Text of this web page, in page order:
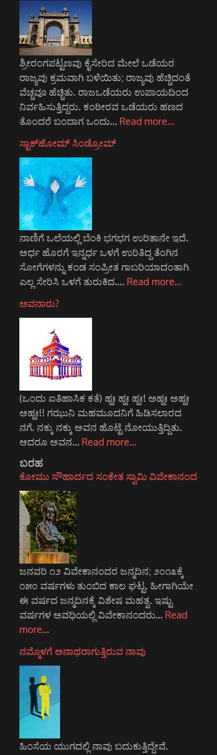
ಶ್ರೀರಂಗಪಟ್ಟಣವು ಕೈಸೇರಿದ ಮೇಲೆ ಒಡೆಯರ
ರಾಜ್ಯವು ಕ್ರಮವಾಗಿ ಬಳೆಯಿತು; ರಾಜ್ಯವು ಹೆಚ್ಚಿದಂತೆ
ವೆಚ್ಚವೂ ಹೆಚ್ಚಿತು. ರಾಜಒಡೆಯರು ಉಪಾಯದಿಂದ
ನಿರ್ವಹಿಸುತ್ತಿದ್ದರು. ಕಂಠೀರವ ಒಡೆಯರು ಹಣದ
ತೊಂದರೆ ಬಂದಾಗ ಒಂದು… Read more…
ಸ್ಟಾಕ್‌ಹೋಮ್ ಸಿಂಡ್ರೋಮ್
ನಾಣಿಗೆ ಒಲೆಯಲ್ಲಿ ಬೆಂಕಿ ಭಗಭಗ ಉರಿತಾನೇ ಇದೆ.
ಅರ್ಧ ಹೊರಗೆ ಇನ್ನರ್ಧ ಒಳಗೆ ಉರಿತಿದ್ದ ತೆಂಗಿನ
ಸೋಗೆಗಳನ್ನು ಕಂಡ ಸಂಪ್ರೀತ ಗಾಬರಿಯಾದಂತಾಗಿ
ಎಲ್ಲ ಸೇರಿಸಿ ಒಳಗೆ ತುರುಕಿದ.… Read more…
ಅವನಾರು?
(ಒಂದು ಐತಿಹಾಸಿಕ ಕತೆ) ಹ್ಹಃ ಹ್ಹಃ ಹ್ಹಃ! ಅಹ್ಹಃ ಅಹ್ಹಃ
ಅಹ್ಹಃ!! ಗಝುನಿ ಮಹಮೂದನಿಗೆ ಹಿಡಿಸಲಾರದ
ನಗೆ. ನಕ್ಕು ನಕ್ಕು ಅವನ ಹೊಟ್ಟೆ ನೋಯುತ್ತಿದ್ದಿತು.
ಆದರೂ ಅವನ… Read more…
ಬರಹ
ಕೋಮು ಸೌಹಾರ್ದದ ಸಂಕೇತ ಸ್ವಾಮಿ ವಿವೇಕಾನಂದ
ಜನವರಿ ೧೨ ವಿವೇಕಾನಂದರ ಜನ್ಮದಿನ; ೨೦೧೩ಕ್ಕೆ
೧೫೦ ವರ್ಷಗಳು ತುಂಬಿದ ಕಾಲ ಘಟ್ಟ. ಹೀಗಾಗಿಯೇ
ಈ ವರ್ಷದ ಜನ್ಮದಿನಕ್ಕೆ ವಿಶೇಷ ಮಹತ್ವ. ಇಷ್ಟು
ವರ್ಷಗಳ ಅವಧಿಯಲ್ಲಿ ವಿವೇಕಾನಂದರು… Read
more…
ನಮ್ಮೊಳಗೆ ಅನಾಥರಾಗುತ್ತಿರುವ ನಾವು
ಹಿಂಸೆಯ ಯುಗದಲ್ಲಿ ನಾವು ಬದುಕುತ್ತಿದ್ದೇವೆ.